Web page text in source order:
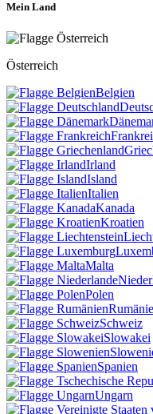
Mein Land
Österreich
Belgien
Irland
Island
Italien
Kanada
Kroatien
Malta
Polen
Schweiz
Slowakei
Spanien
Ungarn